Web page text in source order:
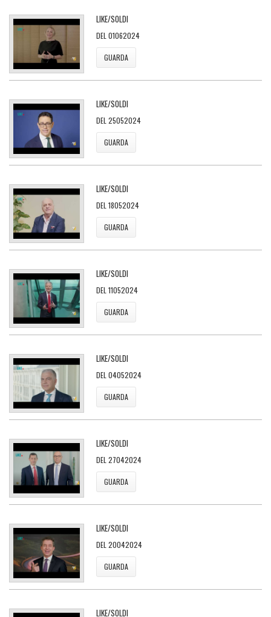
LIKE/SOLDI
DEL 01062024
GUARDA
LIKE/SOLDI
DEL 25052024
GUARDA
LIKE/SOLDI
DEL 18052024
GUARDA
LIKE/SOLDI
DEL 11052024
GUARDA
LIKE/SOLDI
DEL 04052024
GUARDA
LIKE/SOLDI
DEL 27042024
GUARDA
LIKE/SOLDI
DEL 20042024
GUARDA
LIKE/SOLDI